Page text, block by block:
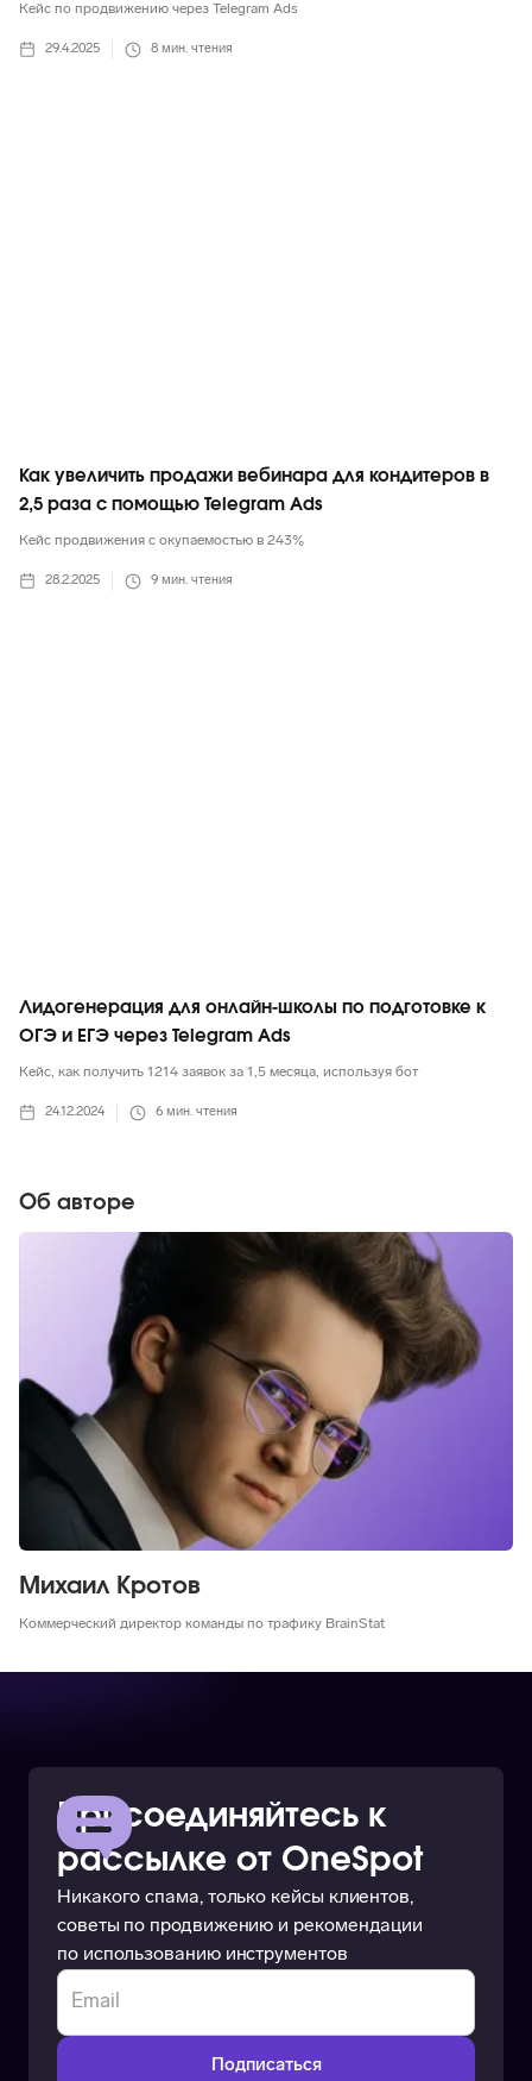
Кейс по продвижению через Telegram Ads
29.4.2025 8 мин. чтения
Как увеличить продажи вебинара для кондитеров в
2,5 раза с помощью Telegram Ads
Кейс продвижения с окупаемостью в 243%
28.2.2025 9 мин. чтения
Лидогенерация для онлайн-школы по подготовке к
ОГЭ и ЕГЭ через Telegram Ads
Кейс, как получить 1214 заявок за 1,5 месяца, используя бот
24.12.2024 6 мин. чтения
Об авторе
Михаил Кротов
Коммерческий директор команды по трафику BrainStat
Присоединяйтесь к
рассылке от OneSpot
Никакого спама, только кейсы клиентов,
советы по продвижению и рекомендации
по использованию инструментов